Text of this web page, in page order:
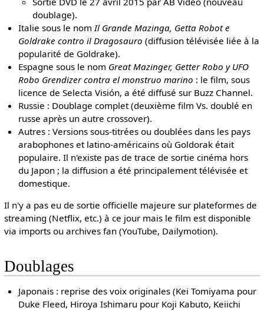
doublage).
Italie sous le nomIl Grande Mazinga, Getta Robot e
Goldrake contro il Dragosauro (diffusion télévisée liée à la
popularité de Goldrake).
Espagne sous le nom Great Mazinger, Getter Robo y UFO
Robo Grendizer contra el monstruo marino : le film, sous
licence de Selecta Visión, a été diffusé sur Buzz Channel.
Russie : Doublage complet (deuxième film Vs. doublé en
russe après un autre crossover).
Autres : Versions sous-titrées ou doublées dans les pays
arabophones et latino-américains où Goldorak était
populaire. Il n'existe pas de trace de sortie cinéma hors
du Japon ; la diffusion a été principalement télévisée et
domestique.
Il n'y a pas eu de sortie officielle majeure sur plateformes de
streaming (Netflix, etc.) à ce jour mais le film est disponible
via imports ou archives fan (YouTube, Dailymotion).
Doublages
Japonais : reprise des voix originales (Kei Tomiyama pour
Duke Fleed, Hiroya Ishimaru pour Koji Kabuto, Keiichi